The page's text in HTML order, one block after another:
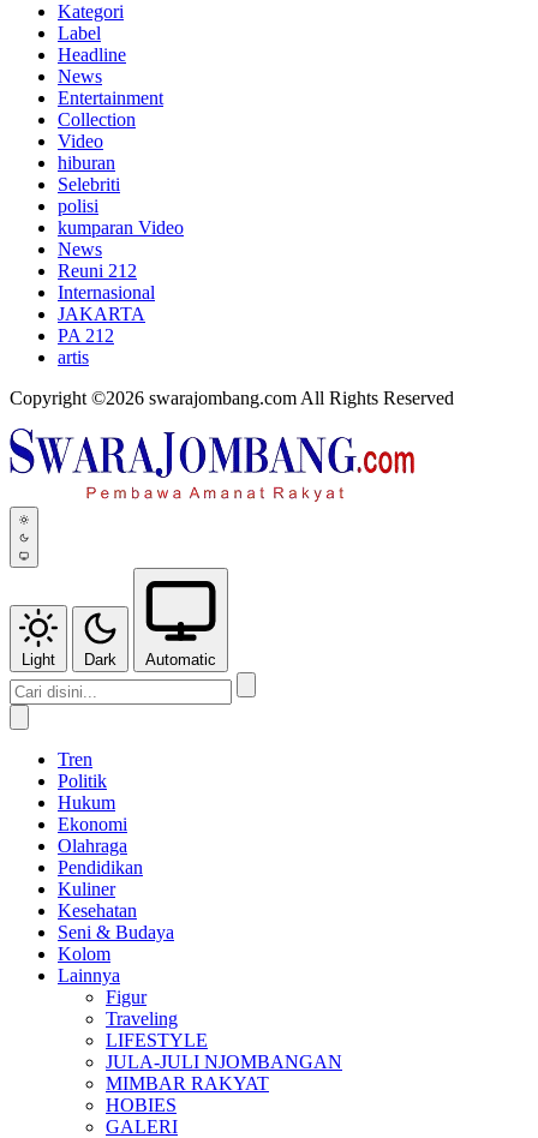
Kategori
Label
Headline
News
Entertainment
Collection
Video
hiburan
Selebriti
polisi
kumparan Video
News
Reuni 212
Internasional
JAKARTA
PA 212
artis
Copyright ©2026 swarajombang.com All Rights Reserved
Light Dark Automatic
Tren
Politik
Hukum
Ekonomi
Olahraga
Pendidikan
Kuliner
Kesehatan
Seni & Budaya
Kolom
Lainnya
Figur
Traveling
LIFESTYLE
JULA-JULI NJOMBANGAN
MIMBAR RAKYAT
HOBIES
GALERI